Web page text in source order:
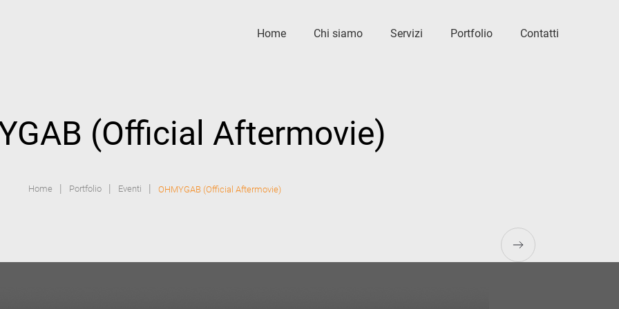
Home Chi siamo Servizi Portfolio Contatti
(Official Aftermovie)
Home | Portfolio | Eventi | OHMYGAB (Official Aftermovie)